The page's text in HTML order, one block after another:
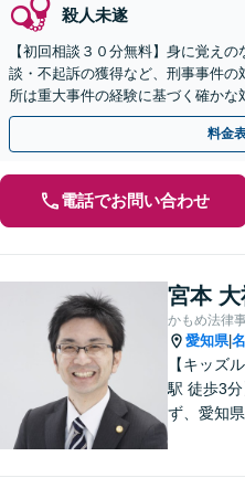
殺人未遂
【初回相談３０分無料】身に覚え
談・不起訴の獲得など、刑事事件
所は重大事件の経験に基づく確かな
す。ご家族からのご相談も可能。
料金
電話でお問い合わせ
宮本
かもめ法律
愛知県|
【キッズ
駅 徒歩3
ず、愛知